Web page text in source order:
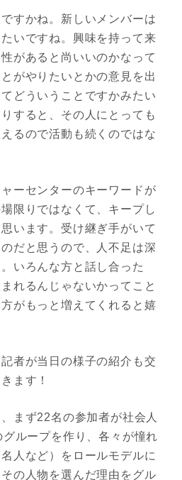
すかね。新しいメンバーは
いですね。興味を持って来
があると尚いいのかなって
がやりたいとかの意見を出
どういうことですかみたい
すると、その人にとっても
るので活動も続くのではな
ーセンターのキーワードが
限りではなくて、キープし
います。受け継ぎ手がいて
だと思うので、人不足は深
いろんな方と話し合った
れるんじゃないかってこと
がもっと増えてくれると嬉
者が当日の様子の紹介も交
ます！
まず22名の参加者が社会人
ループを作り、各々が憧れ
人など）をロールモデルに
の人物を選んだ理由をグル